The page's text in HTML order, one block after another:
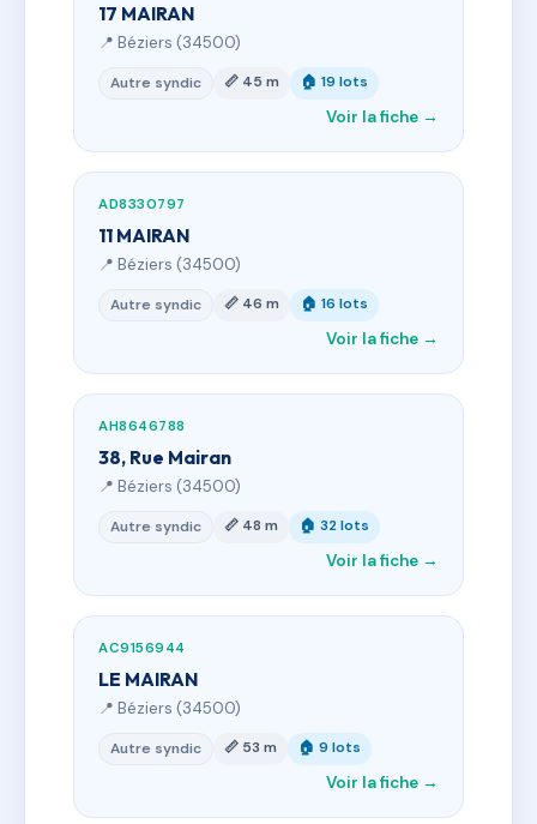
17 MAIRAN
📍 Béziers (34500)
Autre syndic 📏 45 m 🏠 19 lots
Voir la fiche →
AD8330797
11 MAIRAN
📍 Béziers (34500)
Autre syndic 📏 46 m 🏠 16 lots
Voir la fiche →
AH8646788
38, Rue Mairan
📍 Béziers (34500)
Autre syndic 📏 48 m 🏠 32 lots
Voir la fiche →
AC9156944
LE MAIRAN
📍 Béziers (34500)
Autre syndic 📏 53 m 🏠 9 lots
Voir la fiche →